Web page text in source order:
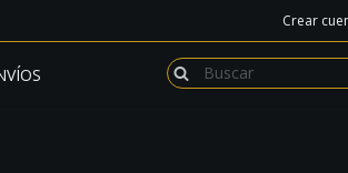
Crear